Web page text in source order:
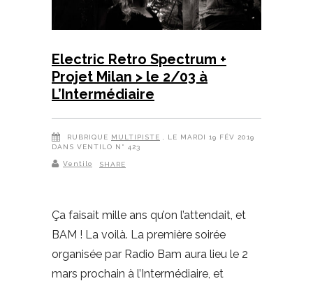
Electric Retro Spectrum +
Projet Milan > le 2/03 à
L’Intermédiaire
RUBRIQUE MULTIPISTE , LE MARDI 19 FÉV 2019
DANS VENTILO N° 423
Ventilo SHARE
Ça faisait mille ans qu’on l’attendait, et
BAM ! La voilà. La première soirée
organisée par Radio Bam aura lieu le 2
mars prochain à l’Intermédiaire, et